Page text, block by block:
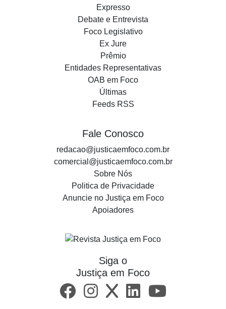
Expresso
Debate e Entrevista
Foco Legislativo
Ex Jure
Prêmio
Entidades Representativas
OAB em Foco
Últimas
Feeds RSS
Fale Conosco
redacao@justicaemfoco.com.br
comercial@justicaemfoco.com.br
Sobre Nós
Politica de Privacidade
Anuncie no Justiça em Foco
Apoiadores
Siga o
Justiça em Foco